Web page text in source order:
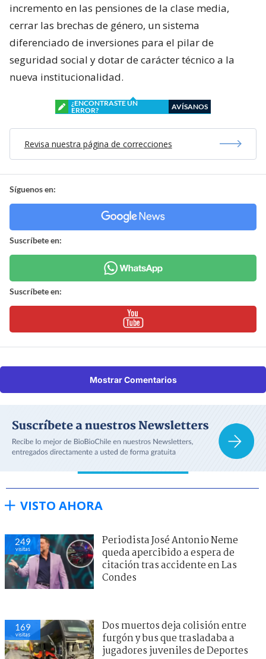
incremento en las pensiones de la clase media,
cerrar las brechas de género, un sistema
diferenciado de inversiones para el pilar de
seguridad social y dotar de carácter técnico a la
nueva institucionalidad.
¿ENCONTRASTE UN
ERROR?
AVÍSANOS
Revisa nuestra página de correcciones
Síguenos en:
Suscríbete en:
Suscríbete en:
Mostrar Comentarios
VISTO AHORA
249
visitas
Periodista José Antonio Neme
queda apercibido a espera de
citación tras accidente en Las
Condes
169
visitas
Dos muertos deja colisión entre
furgón y bus que trasladaba a
jugadores juveniles de Deportes